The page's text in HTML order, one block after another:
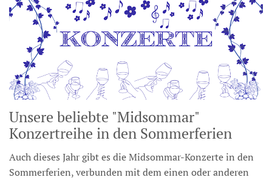
Unsere beliebte "Midsommar"
Konzertreihe in den Sommerferien
Auch dieses Jahr gibt es die Midsommar-Konzerte in den
Sommerferien, verbunden mit dem einen oder anderen